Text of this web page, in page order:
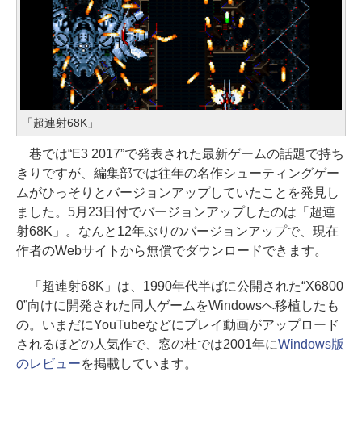
「超連射68K」
巷では“E3 2017”で発表された最新ゲームの話題で持ち
きりですが、編集部では往年の名作シューティングゲー
ムがひっそりとバージョンアップしていたことを発見し
ました。5月23日付でバージョンアップしたのは「超連
射68K」。なんと12年ぶりのバージョンアップで、現在
作者のWebサイトから無償でダウンロードできます。
「超連射68K」は、1990年代半ばに公開された“X6800
0”向けに開発された同人ゲームをWindowsへ移植したも
の。いまだにYouTubeなどにプレイ動画がアップロード
されるほどの人気作で、窓の杜では2001年にWindows版
のレビューを掲載しています。